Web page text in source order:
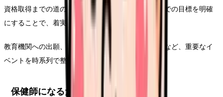
資格取得までの道のりを複数の段階に分け、各段階での目標を明確
にすることで、着実に準備を進めることができます。
教育機関への出願、入学試験、実習、国家試験対策など、重要なイ
ベントを時系列で整理しておきましょう。
保健師になるための教育機関の選択